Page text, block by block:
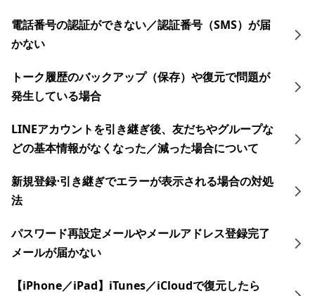
電話番号の認証ができない／認証番号（SMS）が届
かない
トーク履歴のバックアップ（保存）や復元で問題が
発生している場合
LINEアカウントを引き継ぎ後、友だちやグループな
どの基本情報がなくなった／減った場合について
新規登録⋅引き継ぎでエラーが表示される場合の対処
法
パスワード再設定メールやメールアドレス登録完了
メールが届かない
【iPhone／iPad】iTunes／iCloudで復元したら